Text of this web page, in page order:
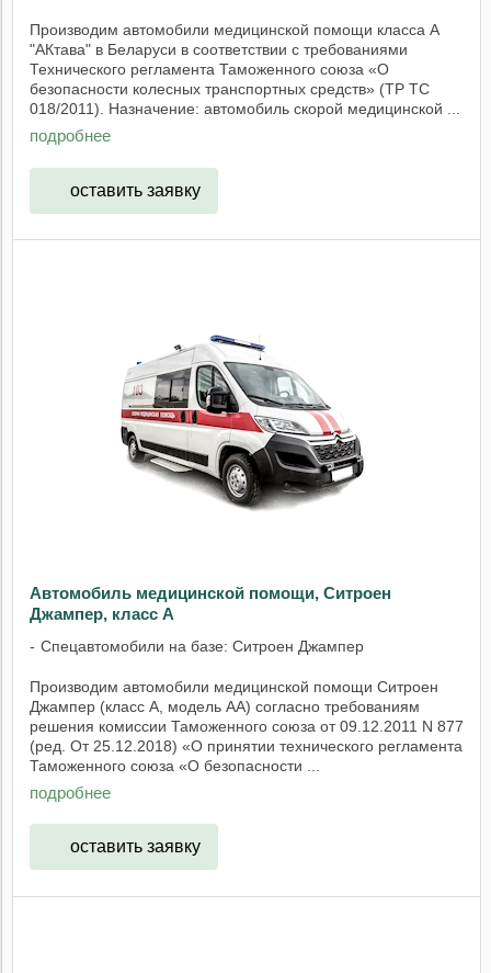
Производим автомобили медицинской помощи класса А
"АКтава" в Беларуси в соответствии с требованиями
Технического регламента Таможенного союза «О
безопасности колесных транспортных средств» (ТР ТС
018/2011). Назначение: автомобиль скорой медицинской ...
подробнее
оставить заявку
Автомобиль медицинской помощи, Ситроен
Джампер, класс А
Спецавтомобили на базе: Ситроен Джампер
Производим автомобили медицинской помощи Ситроен
Джампер (класс А, модель АА) согласно требованиям
решения комиссии Таможенного союза от 09.12.2011 N 877
(ред. От 25.12.2018) «О принятии технического регламента
Таможенного союза «О безопасности ...
подробнее
оставить заявку